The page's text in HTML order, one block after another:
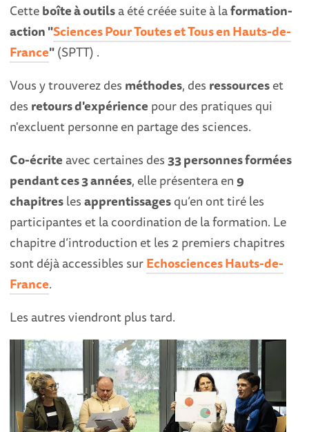
Cetteboîte à outilsa été créée suite à laformation-
action "Sciences Pour Toutes et Tous en Hauts-de-
France"(SPTT) .
Vous y trouverez des méthodes, des ressourceset
des retours d'expérience pour des pratiques qui
n'excluent personne en partage des sciences.
Co-écriteavec certaines des33 personnes formées
pendant ces 3 années, elle présentera en9
chapitreslesapprentissagesqu’en ont tiré les
participantes et la coordination de la formation. Le
chapitre d’introduction et les 2 premiers chapitres
sont déjà accessibles surEchosciences Hauts-de-
France.
Les autres viendront plus tard.